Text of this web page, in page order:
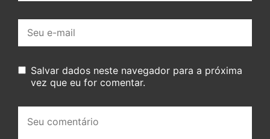
mail:
Salvar dados neste navegador para a próxima
vez que eu for comentar.
comentário: